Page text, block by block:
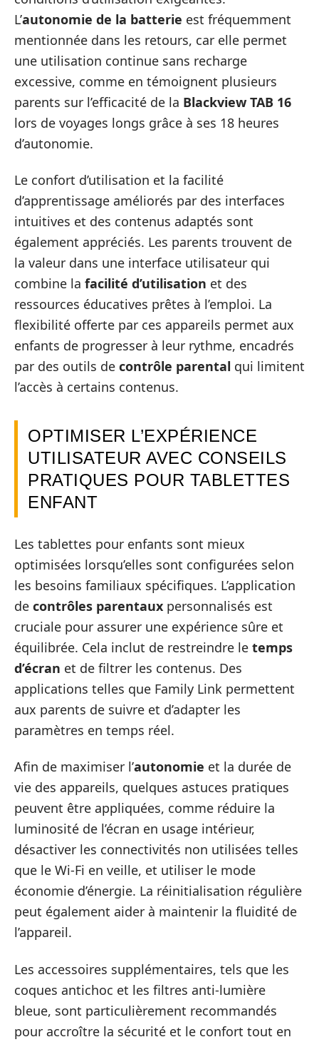
L’autonomie de la batterie est fréquemment
mentionnée dans les retours, car elle permet
une utilisation continue sans recharge
excessive, comme en témoignent plusieurs
parents sur l’efficacité de la Blackview TAB 16
lors de voyages longs grâce à ses 18 heures
d’autonomie.
Le confort d’utilisation et la facilité
d’apprentissage améliorés par des interfaces
intuitives et des contenus adaptés sont
également appréciés. Les parents trouvent de
la valeur dans une interface utilisateur qui
combine la facilité d’utilisation et des
ressources éducatives prêtes à l’emploi. La
flexibilité offerte par ces appareils permet aux
enfants de progresser à leur rythme, encadrés
par des outils de contrôle parental qui limitent
l’accès à certains contenus.
OPTIMISER L’EXPÉRIENCE
UTILISATEUR AVEC CONSEILS
PRATIQUES POUR TABLETTES
ENFANT
Les tablettes pour enfants sont mieux
optimisées lorsqu’elles sont configurées selon
les besoins familiaux spécifiques. L’application
de contrôles parentaux personnalisés est
cruciale pour assurer une expérience sûre et
équilibrée. Cela inclut de restreindre le temps
d’écran et de filtrer les contenus. Des
applications telles que Family Link permettent
aux parents de suivre et d’adapter les
paramètres en temps réel.
Afin de maximiser l’autonomie et la durée de
vie des appareils, quelques astuces pratiques
peuvent être appliquées, comme réduire la
luminosité de l’écran en usage intérieur,
désactiver les connectivités non utilisées telles
que le Wi-Fi en veille, et utiliser le mode
économie d’énergie. La réinitialisation régulière
peut également aider à maintenir la fluidité de
l’appareil.
Les accessoires supplémentaires, tels que les
coques antichoc et les filtres anti-lumière
bleue, sont particulièrement recommandés
pour accroître la sécurité et le confort tout en